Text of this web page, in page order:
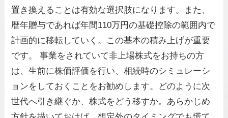
置き換えることは有効な選択肢になります。また、
暦年贈与であれば年間110万円の基礎控除の範囲内で
計画的に移転していく。この基本の積み上げが重要
です。 事業をされていて非上場株式をお持ちの方
は、生前に株価評価を行い、相続時のシミュレーシ
ョンをしておくことをお勧めします。どのように次
世代へ引き継ぐか、株式をどう移すか。あらかじめ